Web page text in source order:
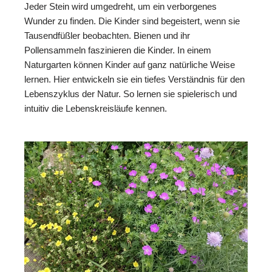
Jeder Stein wird umgedreht, um ein verborgenes
Wunder zu finden. Die Kinder sind begeistert, wenn sie
Tausendfüßler beobachten. Bienen und ihr
Pollensammeln faszinieren die Kinder. In einem
Naturgarten können Kinder auf ganz natürliche Weise
lernen. Hier entwickeln sie ein tiefes Verständnis für den
Lebenszyklus der Natur. So lernen sie spielerisch und
intuitiv die Lebenskreisläufe kennen.